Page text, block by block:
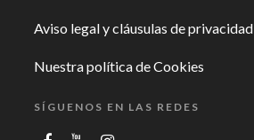
Aviso legal y cláusulas de privacidad
Nuestra política de Cookies
SÍGUENOS EN LAS REDES